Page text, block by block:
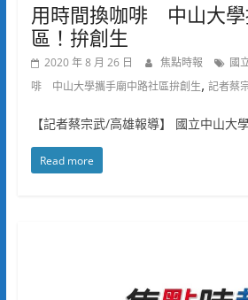
用時間換咖啡 中山大學
區！拚創生
2020 年 8 月 26 日 焦點時報 國
啡 中山大學攜手廟中路社區拚創生, 記者蔡
【記者蔡宗武/高雄報導】 國立中山大
Read more